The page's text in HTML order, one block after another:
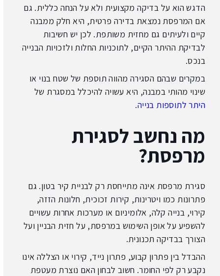
הדגש הוא על בדיקה מקצועית ולא על הנחה כללית. גם
אם המרפסת נמצאת בדירה פרטית, היא חלק ממבנה
קיים ולעיתים גם מחזית משותפת. לכן יש חשיבות
לבדיקת ההיתר הקיים, לתוכניות החלות ולזכויות הבנייה
בנכס.
במקרים שבהם הסגירה מהווה תוספת של שטח בנוי או
שינוי מהותי במבנה, היא עשויה להיכלל במסגרת של
היתר לתוספות בנייה.
מה נחשב לסגירת
מרפסת?
סגירת מרפסת אינה מתייחסת רק לבניית קיר בטון. גם
פתרונות כמו ויטרינות, קירות זכוכית, חלונות הזזה,
קירוי, בנייה קלה, אלומיניום או מערכות אחרות עשויים
להשפיע על אופן השימוש במרפסת, על חזית הבניין ועל
הצורך בבדיקה תכנונית.
ההבדל בין פתרון קבוע, פתרון נייד, קירוי או הצללה אינו
נקבע רק לפי החומר. חשוב לבחון האם נוצרת מעטפת